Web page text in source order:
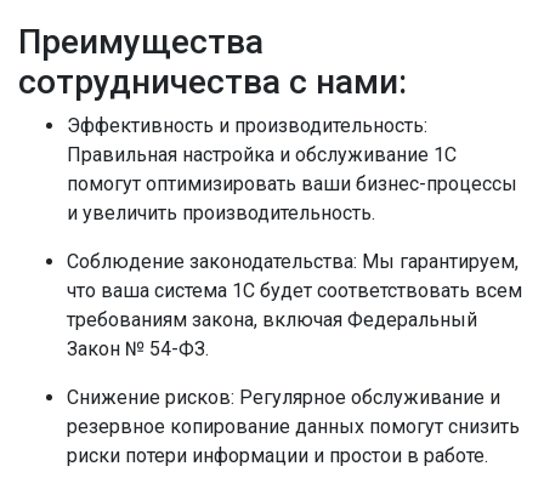
Преимущества
сотрудничества с нами:
Эффективность и производительность:
Правильная настройка и обслуживание 1С
помогут оптимизировать ваши бизнес-процессы
и увеличить производительность.
Соблюдение законодательства: Мы гарантируем,
что ваша система 1С будет соответствовать всем
требованиям закона, включая Федеральный
Закон № 54-ФЗ.
Снижение рисков: Регулярное обслуживание и
резервное копирование данных помогут снизить
риски потери информации и простои в работе.